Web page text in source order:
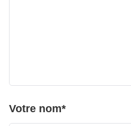
Votre nom*